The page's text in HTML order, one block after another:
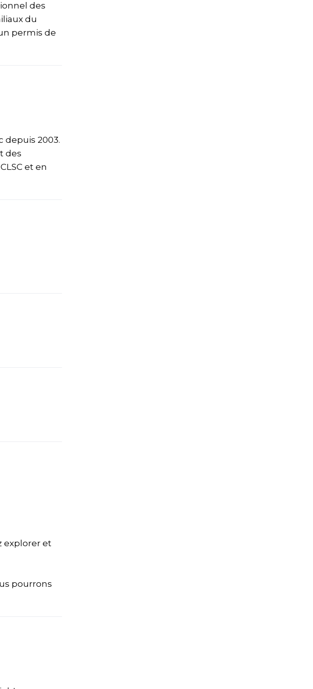
des
du
permis de
depuis 2003.
des
et en
explorer et
pourrons